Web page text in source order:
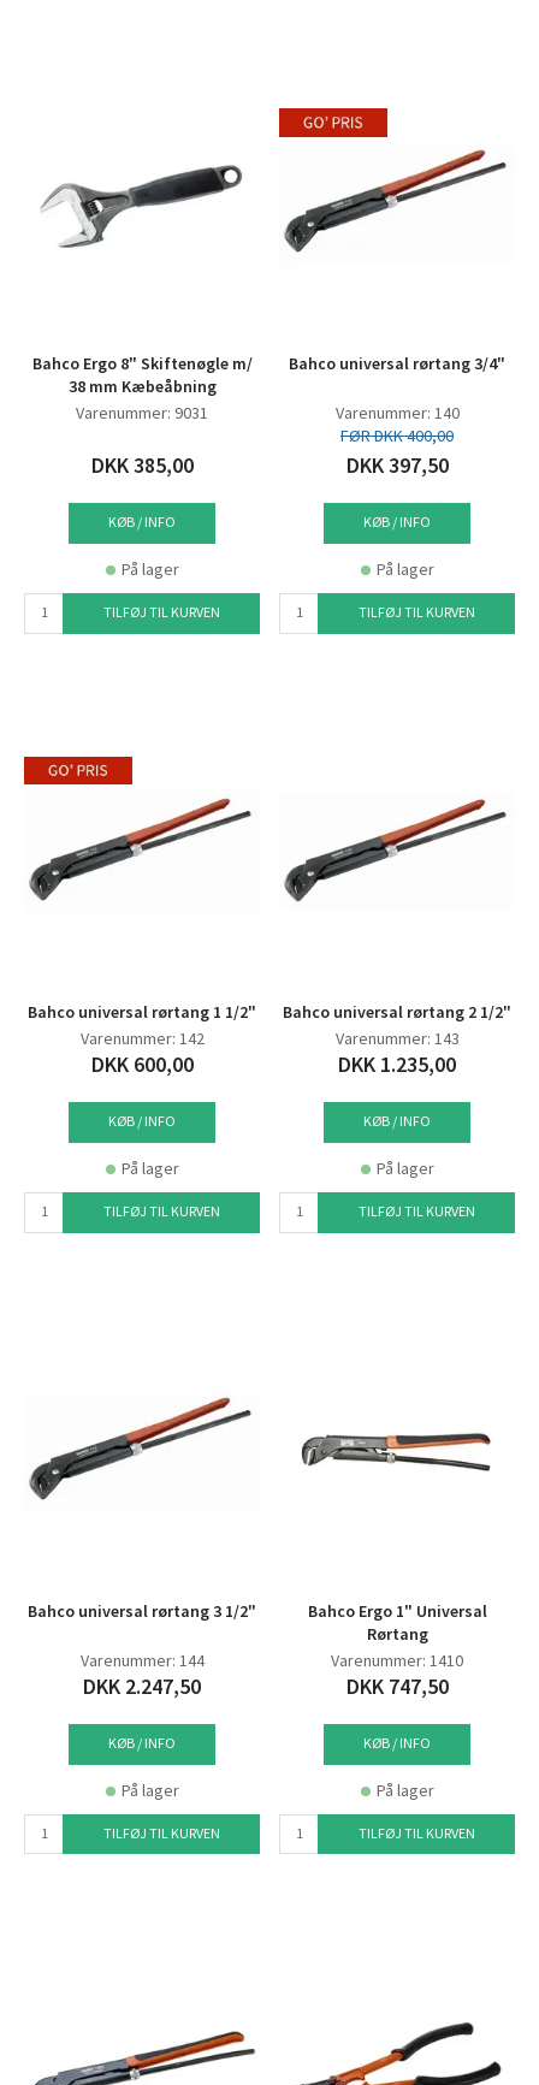
Bahco Ergo 8" Skiftenøgle m/
38 mm Kæbeåbning
Varenummer: 9031
DKK 385,00
KØB / INFO
På lager
TILFØJ TIL KURVEN
Bahco universal rørtang 3/4"
Varenummer: 140
FØR DKK 400,00
DKK 397,50
KØB / INFO
På lager
TILFØJ TIL KURVEN
Bahco universal rørtang 1 1/2"
Varenummer: 142
DKK 600,00
KØB / INFO
På lager
TILFØJ TIL KURVEN
Bahco universal rørtang 2 1/2"
Varenummer: 143
DKK 1.235,00
KØB / INFO
På lager
TILFØJ TIL KURVEN
Bahco universal rørtang 3 1/2"
Varenummer: 144
DKK 2.247,50
KØB / INFO
På lager
TILFØJ TIL KURVEN
Bahco Ergo 1" Universal
Rørtang
Varenummer: 1410
DKK 747,50
KØB / INFO
På lager
TILFØJ TIL KURVEN